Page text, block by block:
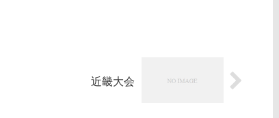
近畿大会